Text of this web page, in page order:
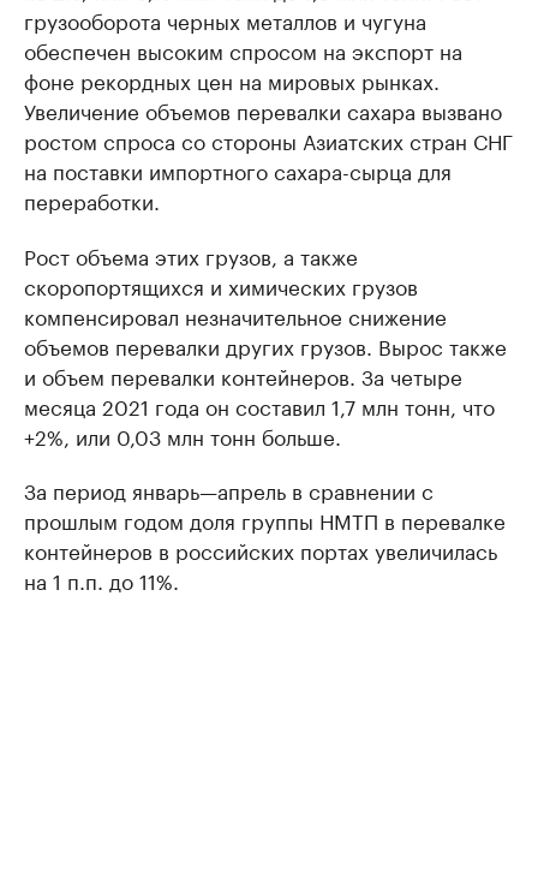
грузооборота черных металлов и чугуна
обеспечен высоким спросом на экспорт на
фоне рекордных цен на мировых рынках.
Увеличение объемов перевалки сахара вызвано
ростом спроса со стороны Азиатских стран СНГ
на поставки импортного сахара-сырца для
переработки.
Рост объема этих грузов, а также
скоропортящихся и химических грузов
компенсировал незначительное снижение
объемов перевалки других грузов. Вырос также
и объем перевалки контейнеров. За четыре
месяца 2021 года он составил 1,7 млн тонн, что
+2%, или 0,03 млн тонн больше.
За период январь—апрель в сравнении с
прошлым годом доля группы НМТП в перевалке
контейнеров в российских портах увеличилась
на 1 п.п. до 11%.